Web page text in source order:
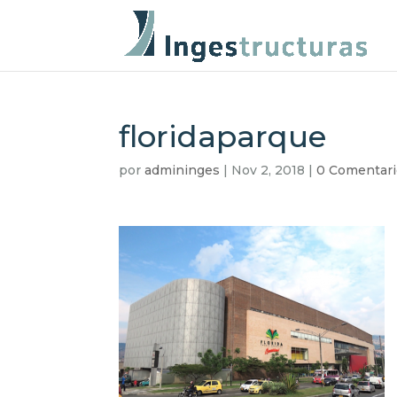
floridaparque
poradmininges | Nov 2, 2018 |0